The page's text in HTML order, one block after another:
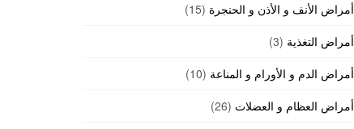
أمراض الأنف و الأذن و الحنجرة (15)
أمراض التغذية (3)
أمراض الدم و الأورام و المناعة (10)
أمراض العظام و العضلات (26)